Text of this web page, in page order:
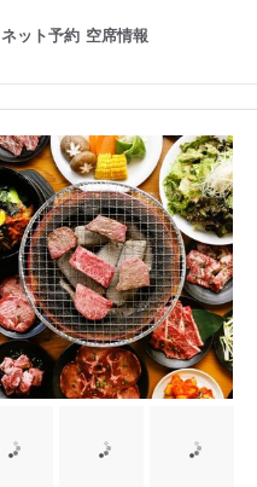
ネット予約 空席情報